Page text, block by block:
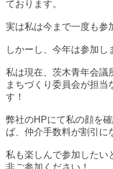
ております。
実は私は今まで一度も参
しかーし、今年は参加し
私は現在、茨木青年会議
まちづくり委員会が担当
す！
弊社のHPにて私の顔を
ば、仲介手数料が割引に
私も楽しんで参加したい